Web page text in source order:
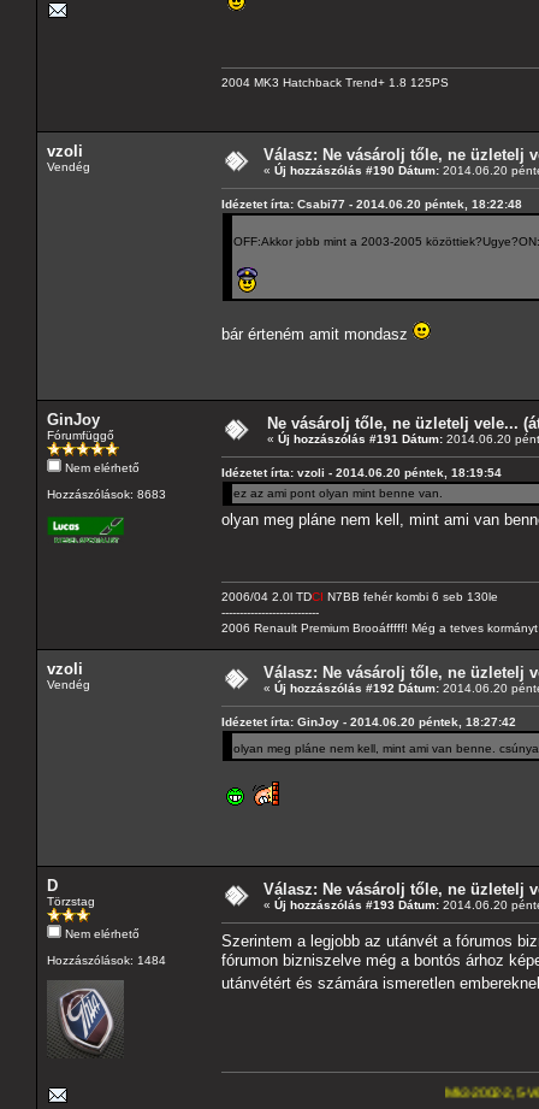
2004 MK3 Hatchback Trend+ 1.8 125PS
vzoli
Vendég
Válasz: Ne vásárolj tőle, ne üzletelj
« Új hozzászólás #190 Dátum: 2014.06.20
Idézetet írta: Csabi77 - 2014.06.20 péntek, 18:22:48
OFF:Akkor jobb mint a 2003-2005 közöttiek?Ugye?ON:
bár érteném amit mondasz
GinJoy
Fórumfüggő
Nem elérhető
Hozzászólások: 8683
Ne vásárolj tőle, ne üzletelj vele...
« Új hozzászólás #191 Dátum: 2014.06.20
Idézetet írta: vzoli - 2014.06.20 péntek, 18:19:54
ez az ami pont olyan mint benne van.
olyan meg pláne nem kell, mint ami van
2006/04 2.0l TDCI N7BB fehér kombi 6 seb 130le
---------------------------
2006 Renault Premium Brooáfffff! Még a tetves
vzoli
Vendég
Válasz: Ne vásárolj tőle, ne üzletelj
« Új hozzászólás #192 Dátum: 2014.06.20
Idézetet írta: GinJoy - 2014.06.20 péntek, 18:27:42
olyan meg pláne nem kell, mint ami van benne.
D
Törzstag
Nem elérhető
Hozzászólások: 1484
Válasz: Ne vásárolj tőle, ne üzletelj
« Új hozzászólás #193 Dátum: 2014.06.20
Szerintem a legjobb az utánvét a fórumos
fórumon bizniszelve még a bontós árhoz
utánvétért és számára ismeretlen
Mk3-2002-2,5-V6---A4-es